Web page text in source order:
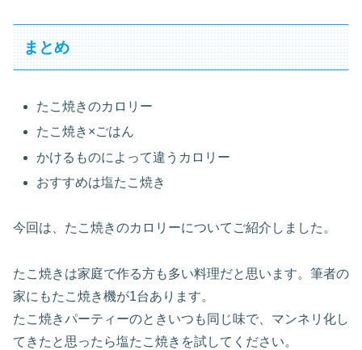
まとめ
たこ焼きのカロリー
たこ焼き×ごはん
かけるものによって違うカロリー
おすすめは塩たこ焼き
今回は、たこ焼きのカロリーについてご紹介しました。
たこ焼きは家庭で作る方も多い料理だと思います。筆者の
家にもたこ焼き機が1台あります。
たこ焼きパーティーのときいつも同じ味で、マンネリ化し
てきたと思ったら塩たこ焼きを試してください。